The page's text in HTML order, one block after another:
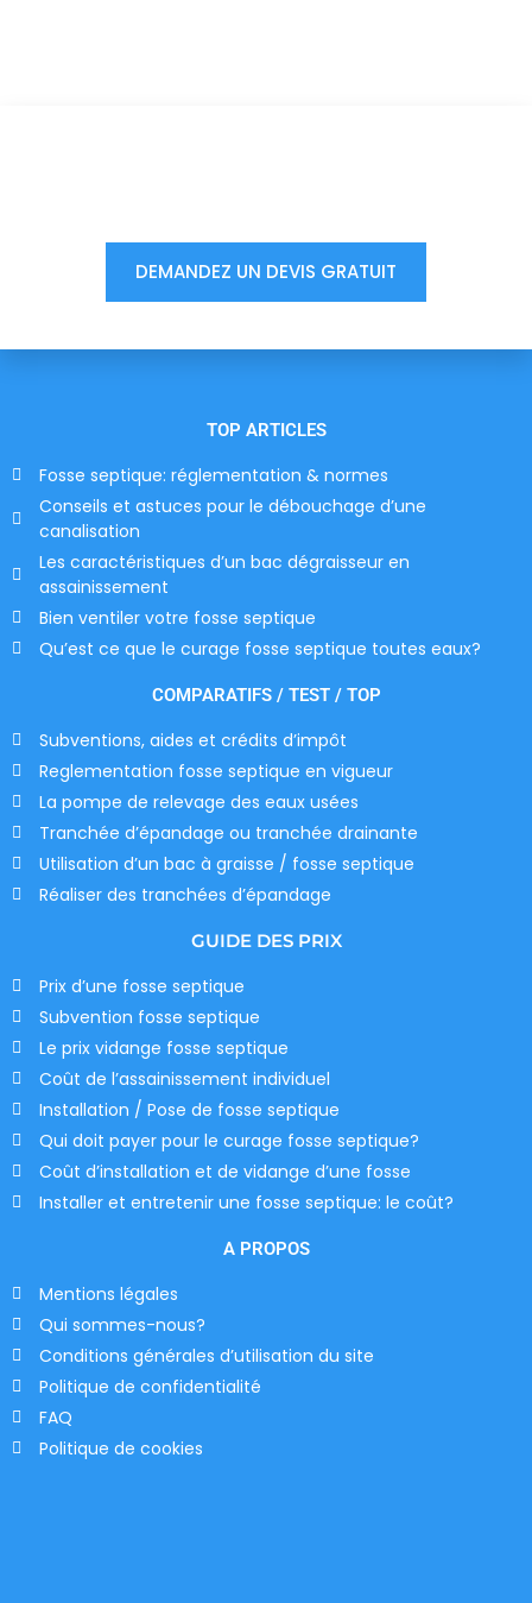
DEMANDEZ UN DEVIS GRATUIT
TOP ARTICLES
Fosse septique: réglementation & normes
Conseils et astuces pour le débouchage d’une
canalisation
Les caractéristiques d’un bac dégraisseur en
assainissement
Bien ventiler votre fosse septique
Qu’est ce que le curage fosse septique toutes eaux?
COMPARATIFS / TEST / TOP
Subventions, aides et crédits d’impôt
Reglementation fosse septique en vigueur
La pompe de relevage des eaux usées
Tranchée d’épandage ou tranchée drainante
Utilisation d’un bac à graisse / fosse septique
Réaliser des tranchées d’épandage
GUIDE DES PRIX
Prix d’une fosse septique
Subvention fosse septique
Le prix vidange fosse septique
Coût de l’assainissement individuel
Installation / Pose de fosse septique
Qui doit payer pour le curage fosse septique?
Coût d’installation et de vidange d’une fosse
Installer et entretenir une fosse septique: le coût?
A PROPOS
Mentions légales
Qui sommes-nous?
Conditions générales d’utilisation du site
Politique de confidentialité
FAQ
Politique de cookies